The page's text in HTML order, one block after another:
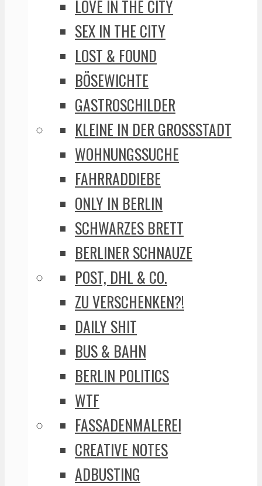
LOVE IN THE CITY
SEX IN THE CITY
LOST & FOUND
BÖSEWICHTE
GASTROSCHILDER
KLEINE IN DER GROSSSTADT
WOHNUNGSSUCHE
FAHRRADDIEBE
ONLY IN BERLIN
SCHWARZES BRETT
BERLINER SCHNAUZE
POST, DHL & CO.
ZU VERSCHENKEN?!
DAILY SHIT
BUS & BAHN
BERLIN POLITICS
WTF
FASSADENMALEREI
CREATIVE NOTES
ADBUSTING